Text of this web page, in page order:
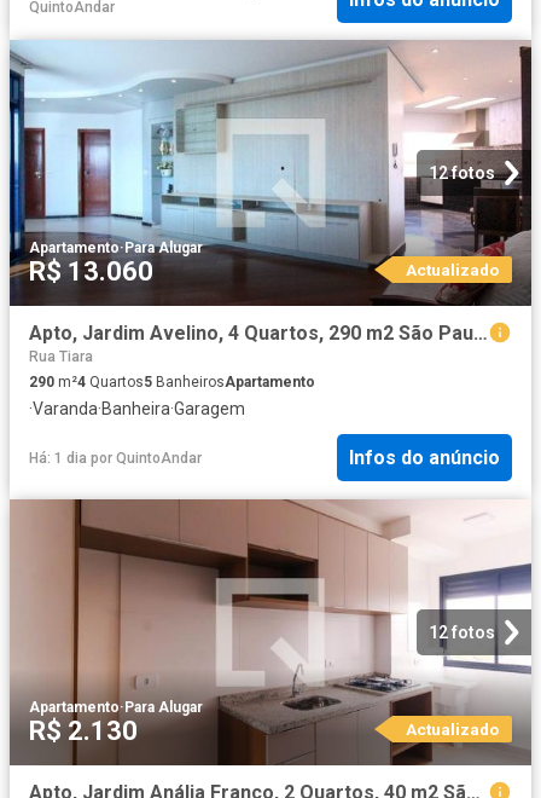
QuintoAndar
12 fotos
Apartamento·Para Alugar
R$ 13.060 Actualizado
Apto, Jardim Avelino, 4 Quartos, 290 m2 São Paulo
Rua Tiara
290 m²4 Quartos5 BanheirosApartamento
·Varanda·Banheira·Garagem
Há: 1 dia por QuintoAndar Infos do anúncio
12 fotos
Apartamento·Para Alugar
R$ 2.130 Actualizado
Apto, Jardim Anália Franco, 2 Quartos, 40 m2 São Paulo